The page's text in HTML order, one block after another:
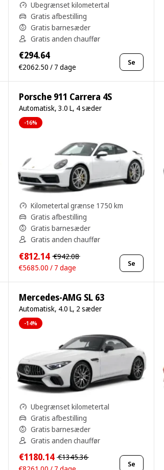
Ubegrænset kilometertal
Gratis afbestilling
Gratis barnesæder
Gratis anden chauffør
€294.64
€2062.50 / 7 dage Se
Porsche 911 Carrera 4S
Automatisk, 3.0 L, 4 sæder
-16%
Kilometertal grænse 1750 km
Gratis afbestilling
Gratis barnesæder
Gratis anden chauffør
€812.14 €942.08
€5685.00 / 7 dage
Se
Mercedes-AMG SL 63
Automatisk, 4.0 L, 2 sæder
-14%
Ubegrænset kilometertal
Gratis afbestilling
Gratis barnesæder
Gratis anden chauffør
€1180.14 €1345.36
Se